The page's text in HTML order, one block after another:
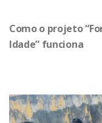
Como o projeto
Idade” funciona